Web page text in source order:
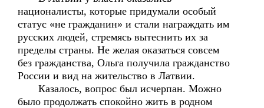
националисты, которые придумали особый
статус «не гражданин» и стали награждать им
русских людей, стремясь вытеснить их за
пределы страны. Не желая оказаться совсем
без гражданства, Ольга получила гражданство
России и вид на жительство в Латвии.
Казалось, вопрос был исчерпан. Можно
было продолжать спокойно жить в родном